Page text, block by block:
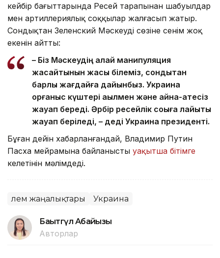
кейбір бағыттарында Ресей тарапынан шабуылдар
мен артиллериялық соққылар жалғасып жатыр.
Сондықтан Зеленский Мәскеудің сөзіне сенім жоқ
екенін айтты:
– Біз Мәскеудің қалай манипуляция
жасайтынын жақсы білеміз, сондықтан
барлық жағдайға дайынбыз. Украина
қорғаныс күштері ақылмен және айна-қатесіз
жауап береді. Әрбір ресейлік соққыға лайықты
жауап беріледі, – деді Украина президенті.
Бұған дейін хабарланғандай, Владимир Путин
Пасха мейрамына байланысты уақытша бітімге
келетінін мәлімдеді.
Әлем жаңалықтары Украина
Бақытгүл Абайқызы
Авторлар